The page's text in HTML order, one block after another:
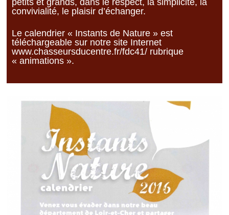
convivialité, le plaisir d’échanger.
Le calendrier « Instants de Nature » est
téléchargeable sur notre site Internet
www.chasseursducentre.fr/fdc41/ rubrique
« animations ».